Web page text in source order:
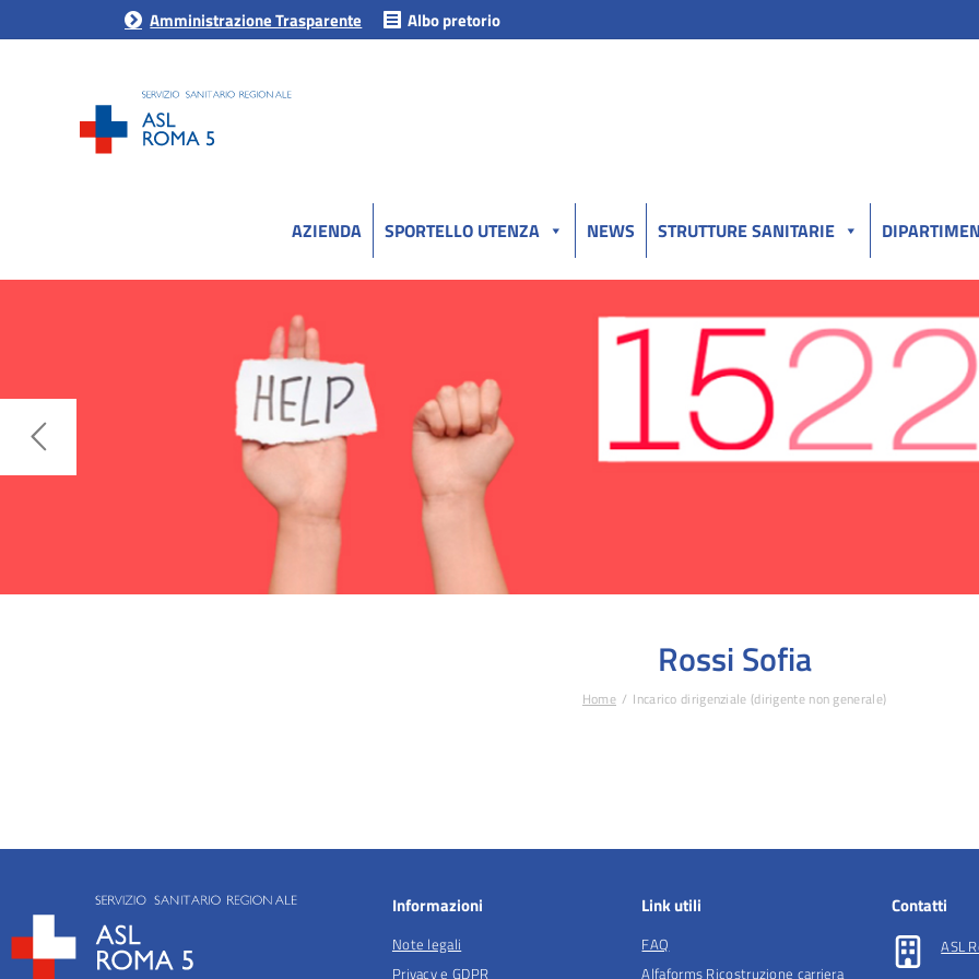
Amministrazione Trasparente Albo pretorio
AZIENDA SPORTELLO UTENZA NEWS STRUTTURE SANITARIE
Rossi Sofia
Home Incarico dirigenziale (dirigente non generale)
Informazioni
Note legali
Privacy e GDPR
Link utili
FAQ
Alfaforms Ricostruzione carriera
Contatti
ASL